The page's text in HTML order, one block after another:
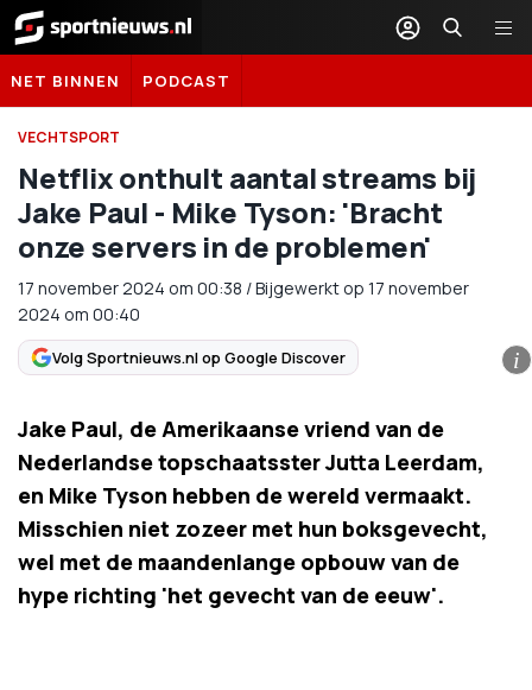
Sportnieuws.nl
NET BINNEN PODCAST
VECHTSPORT
Netflix onthult aantal streams bij
Jake Paul - Mike Tyson: 'Bracht
onze servers in de problemen'
17 november 2024 om 00:38 /Bijgewerkt op 17 november
2024 om 00:40
Volg Sportnieuws.nl op Google Discover i
Jake Paul, de Amerikaanse vriend van de
Nederlandse topschaatsster Jutta Leerdam,
en Mike Tyson hebben de wereld vermaakt.
Misschien niet zozeer met hun boksgevecht,
wel met de maandenlange opbouw van de
hype richting 'het gevecht van de eeuw'.